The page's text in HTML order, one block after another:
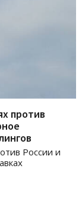
против
России и